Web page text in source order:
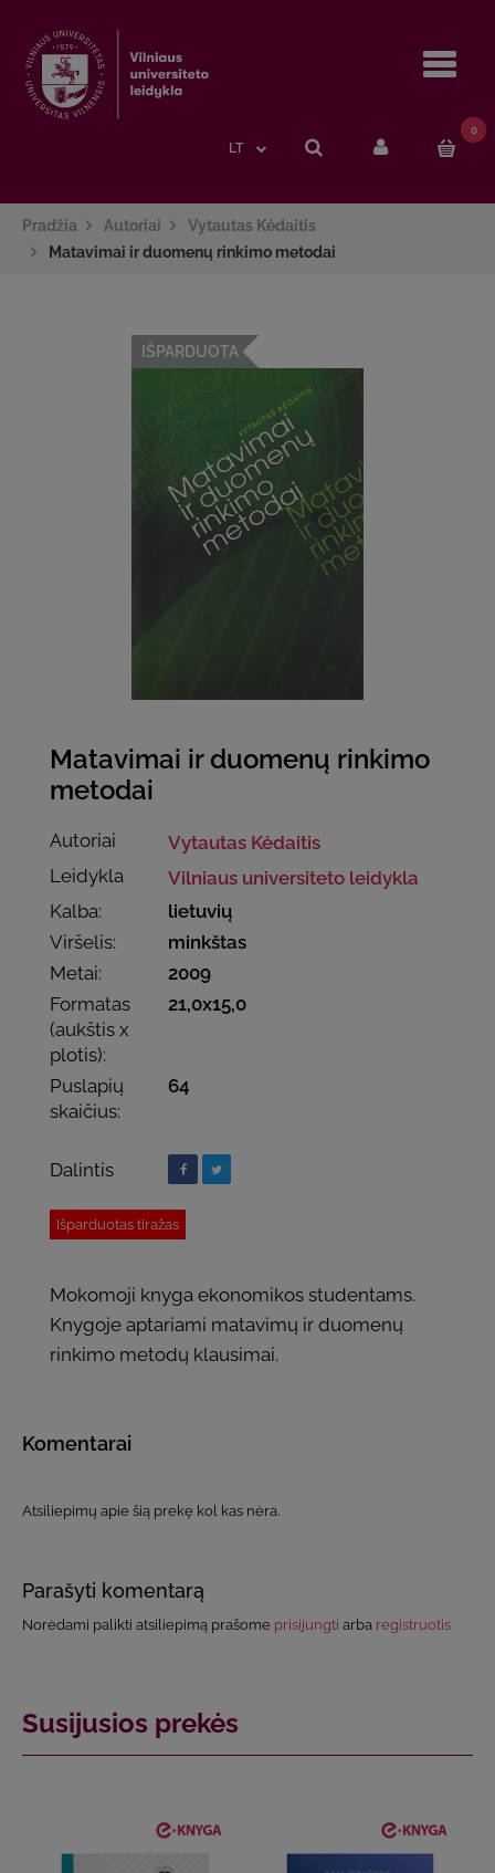
LT
0
Pradžia Autoriai
Vytautas Kėdaitis
Matavimai ir duomenų rinkimo metodai
IŠPARDUOTA
Matavimai ir duomenų rinkimo
metodai
Autoriai
Vytautas Kėdaitis
Leidykla
Vilniaus universiteto leidykla
Kalba:
lietuvių
Viršelis:
minkštas
Metai:
2009
Formatas
(aukštis x
plotis):
21,0x15,0
Puslapių
skaičius:
64
Dalintis
Išparduotas tiražas
Mokomoji knyga ekonomikos studentams.
Knygoje aptariami matavimų ir duomenų
rinkimo metodų klausimai.
Komentarai
Atsiliepimų apie šią prekę kol kas nėra.
Parašyti komentarą
Norėdami palikti atsiliepimą prašome prisijungti arba registruotis
Susijusios prekės